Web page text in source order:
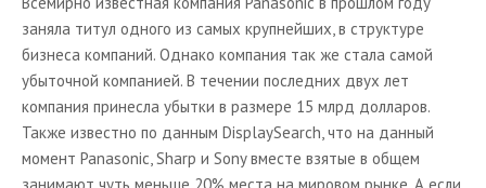
заняла титул одного из самых крупнейших, в структуре
бизнеса компаний. Однако компания так же стала самой
убыточной компанией. В течении последних двух лет
компания принесла убытки в размере 15 млрд долларов.
Также известно по данным DisplaySearch, что на данный
момент Panasonic, Sharp и Sony вместе взятые в общем
занимают чуть меньше 20% места на мировом рынке. А если